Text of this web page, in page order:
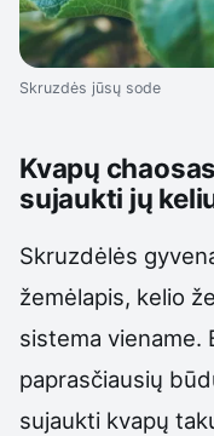
Skruzdės jūsų sode
Kvapų
sujaukti jų
Skruzdėlės
žemėlapis, kelio
sistema viename.
paprasčiausių
sujaukti kvapų